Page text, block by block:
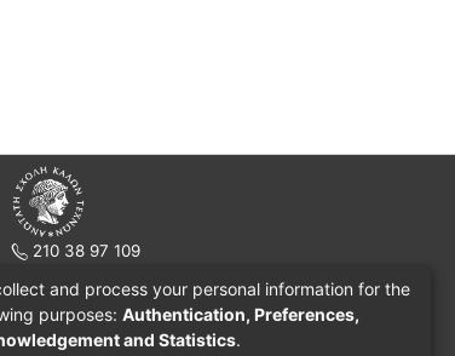
210 38 97 109
Πατησίων 42, Τ.Κ. 10682, Αθήνα
and process your personal information for the
purposes: Authentication, Preferences,
and Statistics.